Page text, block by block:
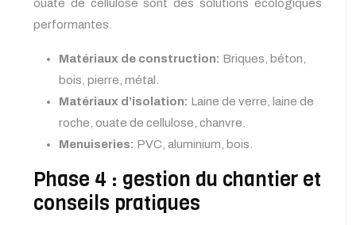
ouate de cellulose sont des solutions écologiques
performantes.
Matériaux de construction: Briques, béton,
bois, pierre, métal.
Matériaux d’isolation: Laine de verre, laine de
roche, ouate de cellulose, chanvre.
Menuiseries: PVC, aluminium, bois.
Phase 4 : gestion du chantier et
conseils pratiques